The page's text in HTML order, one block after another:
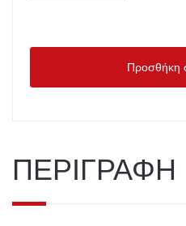
Προσθήκη
ΠΕΡΙΓΡΑΦΗ